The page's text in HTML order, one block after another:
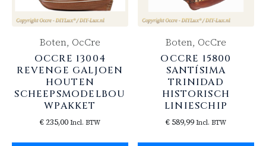
Boten, OcCre
OCCRE 13004
REVENGE GALJOEN
HOUTEN
SCHEEPSMODELBOU
WPAKKET
€235,00 Incl. BTW
Boten, OcCre
OCCRE 15800
SANTÍSIMA
TRINIDAD
HISTORISCH
LINIESCHIP
€ 589,99 Incl. BTW